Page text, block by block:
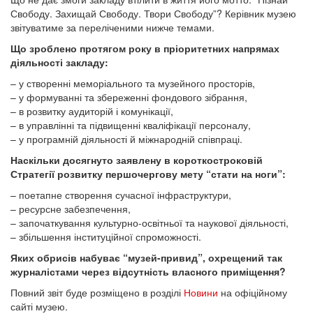
Свободу. Захищай Свободу. Твори Свободу”? Керівник музею
звітуватиме за переліченими нижче темами.
Що зроблено протягом року в пріоритетних напрямах
діяльності закладу:
– у створенні меморіального та музейного просторів,
– у формуванні та збереженні фондового зібрання,
– в розвитку аудиторій і комунікації,
– в управлінні та підвищенні кваліфікації персоналу,
– у програмній діяльності й міжнародній співпраці.
Наскільки досягнуто заявлену в короткостроковій
Стратегії розвитку першочергову мету “стати на ноги”:
– поетапне створення сучасної інфраструктури,
– ресурсне забезпечення,
– започаткування культурно-освітньої та наукової діяльності,
– збільшення інституційної спроможності.
Яких обрисів набуває “музей-привид”, охрещений так
журналістами через відсутність власного приміщення?
Повний звіт буде розміщено в розділі Новини на офіційному
сайті музею.